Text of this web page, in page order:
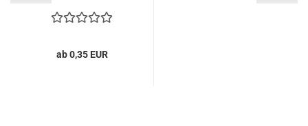
ab 0,35 EUR